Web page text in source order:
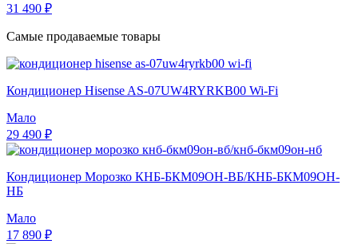
31 490 ₽
Самые продаваемые товары
Кондиционер Hisense AS-07UW4RYRKB00 Wi-Fi
Мало
29 490 ₽
Кондиционер Морозко КНБ-БКМ09ОН-ВБ/КНБ-БКМ09ОН-
НБ
Мало
17 890 ₽